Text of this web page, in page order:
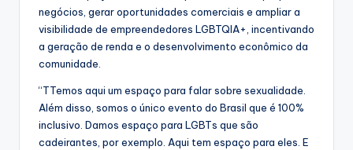
negócios, gerar oportunidades comerciais e ampliar a
visibilidade de empreendedores LGBTQIA+, incentivando
a geração de renda e o desenvolvimento econômico da
comunidade.
“TTemos aqui um espaço para falar sobre sexualidade.
Além disso, somos o único evento do Brasil que é 100%
inclusivo. Damos espaço para LGBTs que são
cadeirantes, por exemplo. Aqui tem espaço para eles. E